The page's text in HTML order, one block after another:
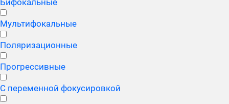
Бифокальные
Мультифокальные
Поляризационные
Прогрессивные
С переменной фокусировкой